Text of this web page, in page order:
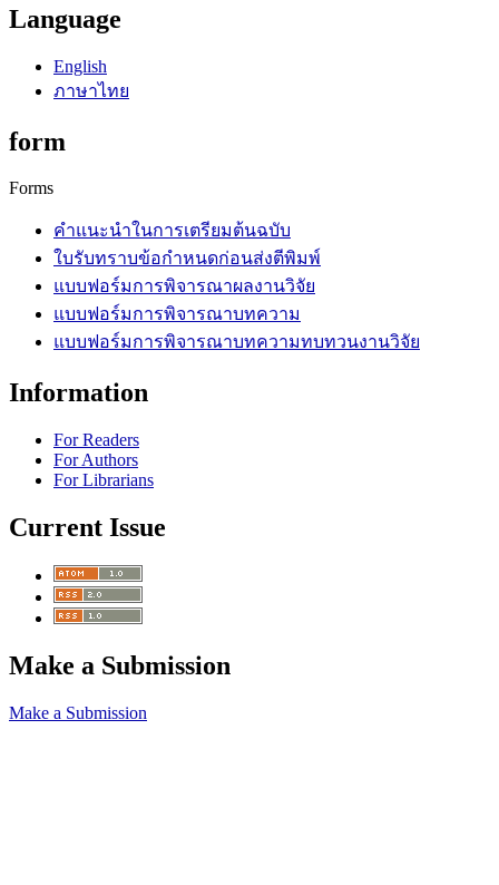
Language
English
ภาษาไทย
form
Forms
คำแนะนำในการเตรียมต้นฉบับ
ใบรับทราบข้อกำหนดก่อนส่งตีพิมพ์
แบบฟอร์มการพิจารณาผลงานวิจัย
แบบฟอร์มการพิจารณาบทความ
แบบฟอร์มการพิจารณาบทความทบทวนงานวิจัย
Information
For Readers
For Authors
For Librarians
Current Issue
Make a Submission
Make a Submission